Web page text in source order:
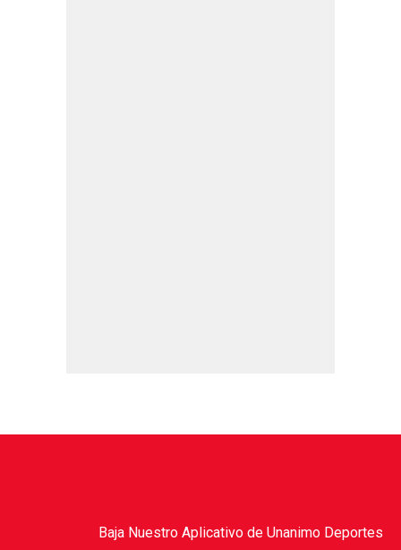
Baja Nuestro Aplicativo de Unanimo Deportes